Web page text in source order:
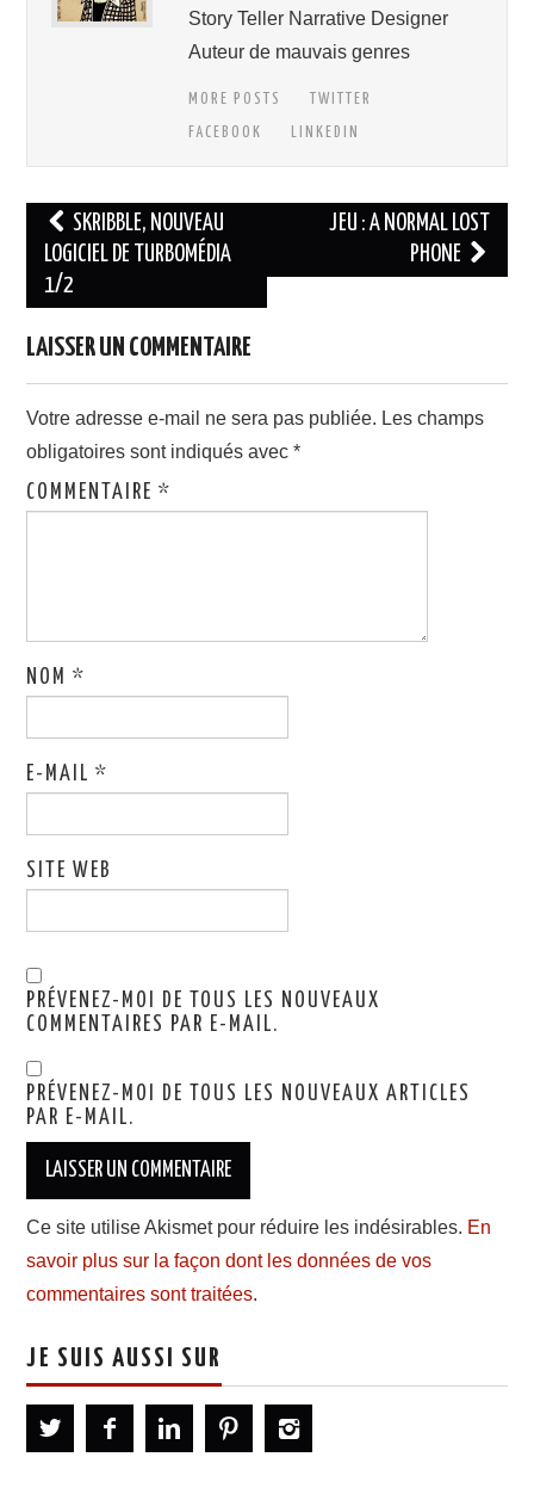
Story Teller Narrative Designer
Auteur de mauvais genres
MORE POSTS
TWITTER
FACEBOOK
LINKEDIN
Navigation
des
articles
SKRIBBLE, NOUVEAU
LOGICIEL DE TURBOMÉDIA
1/2
JEU : A NORMAL LOST
PHONE
LAISSER UN COMMENTAIRE
Votre adresse e-mail ne sera pas publiée. Les champs
obligatoires sont indiqués avec*
COMMENTAIRE*
NOM*
E-MAIL*
SITE WEB
PRÉVENEZ-MOI DE TOUS LES NOUVEAUX
COMMENTAIRES PAR E-MAIL.
PRÉVENEZ-MOI DE TOUS LES NOUVEAUX ARTICLES
PAR E-MAIL.
Ce site utilise Akismet pour réduire les indésirables. En
savoir plus sur la façon dont les données de vos
commentaires sont traitées.
JE SUIS AUSSI SUR